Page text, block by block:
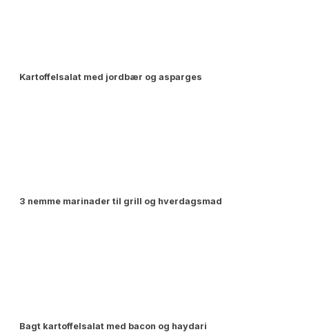
Kartoffelsalat med jordbær og asparges
3 nemme marinader til grill og hverdagsmad
Bagt kartoffelsalat med bacon og haydari